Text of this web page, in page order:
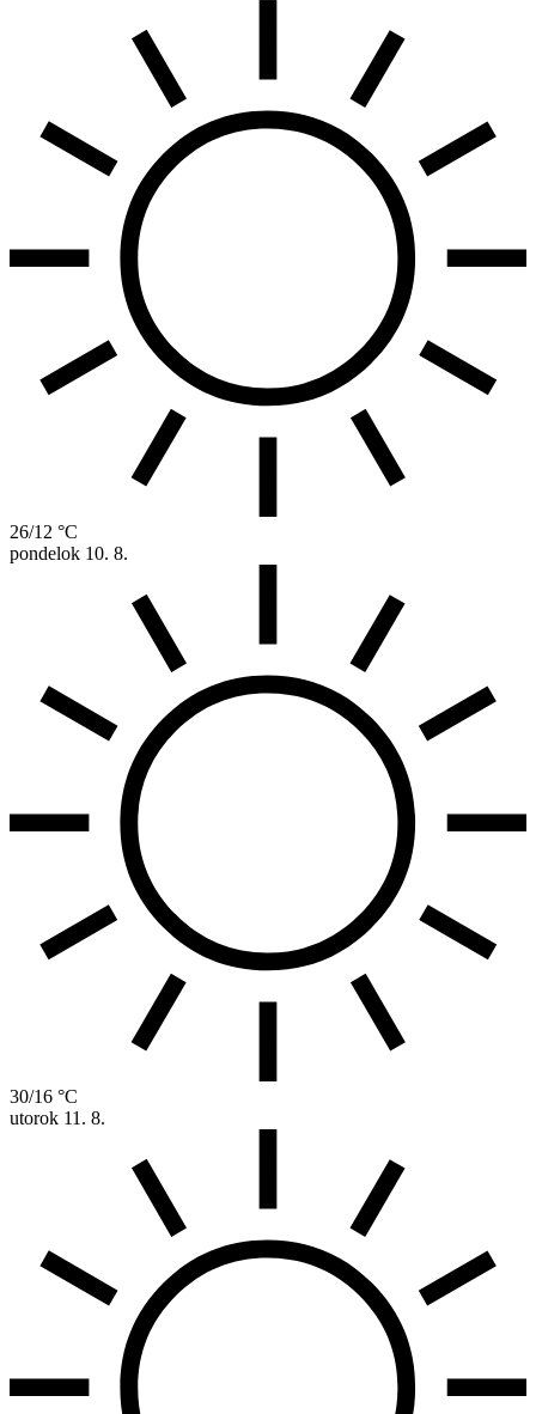
26/12 °C
pondelok 10. 8.
30/16 °C
utorok 11. 8.